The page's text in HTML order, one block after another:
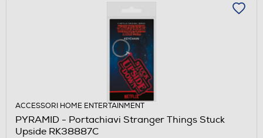
ACCESSORI HOME ENTERTAINMENT
PYRAMID - Portachiavi Stranger Things Stuck
Upside RK38887C